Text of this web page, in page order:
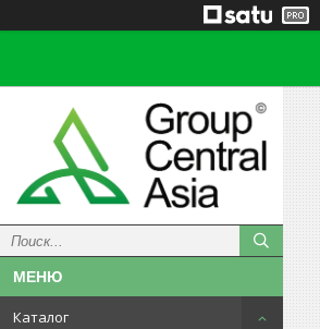
Каталог